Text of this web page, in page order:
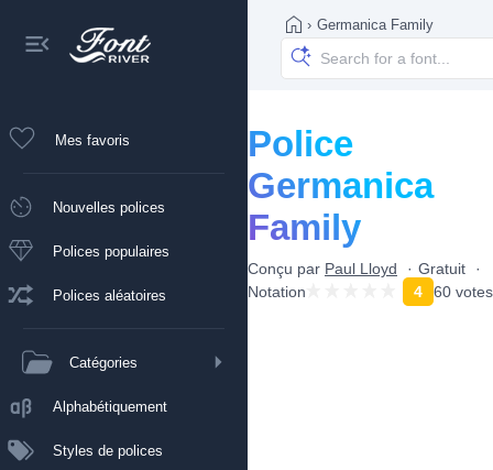
Mes favoris
Nouvelles polices
Polices populaires
Polices aléatoires
Catégories
Alphabétiquement
Styles de polices
› Germanica Family
Police
Germanica
Family
Conçu par Paul Lloyd
Gratuit
Notation
4 60 votes